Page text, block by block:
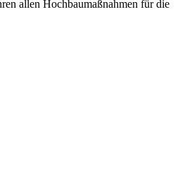
allen Hochbaumaßnahmen für die